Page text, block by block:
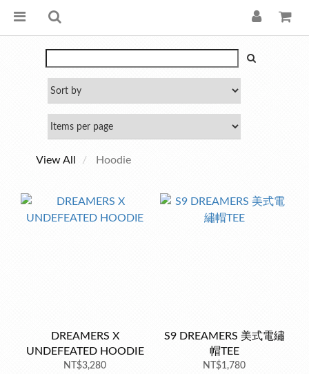
View All Hoodie
DREAMERS X
UNDEFEATED HOODIE
NT$3,280
S9 DREAMERS 美式電繡
帽TEE
NT$1,780